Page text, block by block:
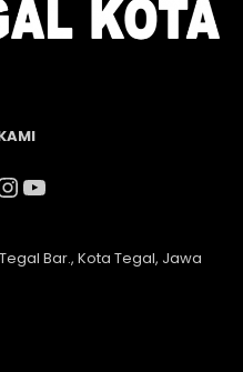
YouTube
Bar., Kota Tegal, Jawa